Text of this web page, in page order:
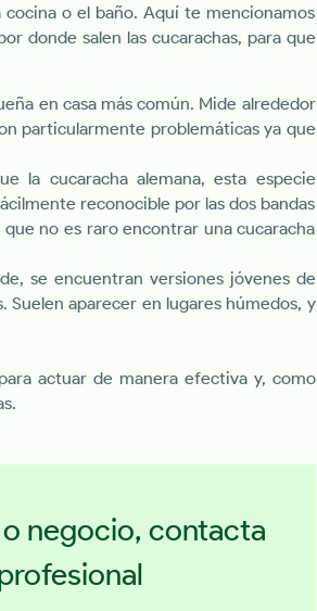
o el baño. Aquí te mencionamos
donde salen las cucarachas, para que
en casa más común. Mide alrededor
particularmente problemáticas ya que
la cucaracha alemana, esta especie
reconocible por las dos bandas
no es raro encontrar una cucaracha
se encuentran versiones jóvenes de
Suelen aparecer en lugares húmedos, y
actuar de manera efectiva y, como
negocio, contacta